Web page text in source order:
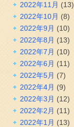
2022年11月 (13)
2022年10月 (8)
2022年9月 (10)
2022年8月 (13)
2022年7月 (10)
2022年6月 (11)
2022年5月 (7)
2022年4月 (9)
2022年3月 (12)
2022年2月 (11)
2022年1月 (13)